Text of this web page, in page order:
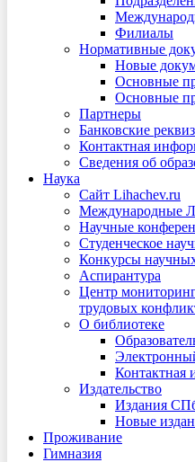
Филиалы
Нормативные
Новые
Основные
Основные
Партнеры
Банковские
Контактная
Сведения об
Наука
Сайт Lihachev.ru
Международные
Научные
Студенческое
Конкурсы
Аспирантура
Центр
трудовых
О библиотеке
Контактная
Издательство
Издания
Новые
Проживание
Гимназия